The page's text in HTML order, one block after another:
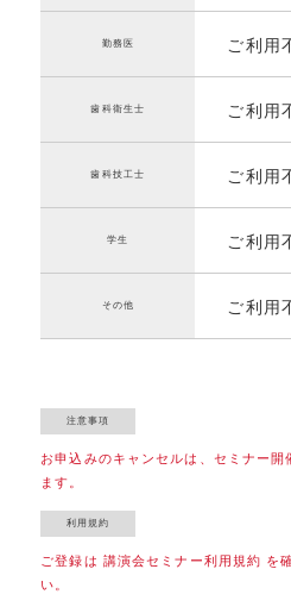
勤務医 ご利用
歯科衛生士 ご利用
歯科技工士 ご利用
学生 ご利用
その他 ご利用
お申込みのキャンセルは、セミナー
ます。
ご登録は 講演会セミナー利用規約 を
い。